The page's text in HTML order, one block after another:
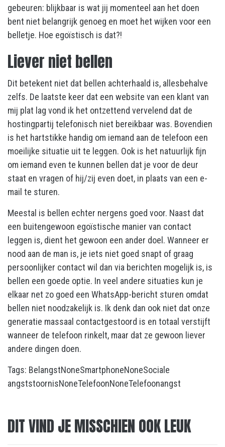
gebeuren: blijkbaar is wat jij momenteel aan het doen
bent niet belangrijk genoeg en moet het wijken voor een
belletje. Hoe egoïstisch is dat?!
Liever niet bellen
Dit betekent niet dat bellen achterhaald is, allesbehalve
zelfs. De laatste keer dat een website van een klant van
mij plat lag vond ik het ontzettend vervelend dat de
hostingpartij telefonisch niet bereikbaar was. Bovendien
is het hartstikke handig om iemand aan de telefoon een
moeilijke situatie uit te leggen. Ook is het natuurlijk fijn
om iemand even te kunnen bellen dat je voor de deur
staat en vragen of hij/zij even doet, in plaats van een e-
mail te sturen.
Meestal is bellen echter nergens goed voor. Naast dat
een buitengewoon egoïstische manier van contact
leggen is, dient het gewoon een ander doel. Wanneer er
nood aan de man is, je iets niet goed snapt of graag
persoonlijker contact wil dan via berichten mogelijk is, is
bellen een goede optie. In veel andere situaties kun je
elkaar net zo goed een WhatsApp-bericht sturen omdat
bellen niet noodzakelijk is. Ik denk dan ook niet dat onze
generatie massaal contactgestoord is en totaal verstijft
wanneer de telefoon rinkelt, maar dat ze gewoon liever
andere dingen doen.
Tags: BelangstNoneSmartphoneNoneSociale
angststoornisNoneTelefoonNoneTelefoonangst
DIT VIND JE MISSCHIEN OOK LEUK